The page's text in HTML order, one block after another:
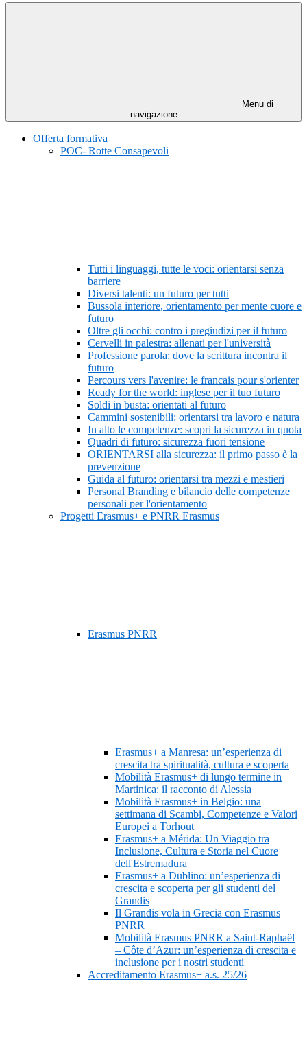
Menu di
navigazione
Offerta formativa
POC- Rotte Consapevoli
Tutti i linguaggi, tutte le voci: orientarsi senza
barriere
Diversi talenti: un futuro per tutti
Bussola interiore, orientamento per mente cuore e
futuro
Oltre gli occhi: contro i pregiudizi per il futuro
Cervelli in palestra: allenati per l'università
Professione parola: dove la scrittura incontra il
futuro
Percours vers l'avenire: le francais pour s'orienter
Ready for the world: inglese per il tuo futuro
Soldi in busta: orientati al futuro
Cammini sostenibili: orientarsi tra lavoro e natura
In alto le competenze: scopri la sicurezza in quota
Quadri di futuro: sicurezza fuori tensione
ORIENTARSI alla sicurezza: il primo passo è la
prevenzione
Guida al futuro: orientarsi tra mezzi e mestieri
Personal Branding e bilancio delle competenze
personali per l'orientamento
Progetti Erasmus+ e PNRR Erasmus
Erasmus PNRR
Erasmus+ a Manresa: un’esperienza di
crescita tra spiritualità, cultura e scoperta
Mobilità Erasmus+ di lungo termine in
Martinica: il racconto di Alessia
Mobilità Erasmus+ in Belgio: una
settimana di Scambi, Competenze e Valori
Europei a Torhout
Erasmus+ a Mérida: Un Viaggio tra
Inclusione, Cultura e Storia nel Cuore
dell'Estremadura
Erasmus+ a Dublino: un’esperienza di
crescita e scoperta per gli studenti del
Grandis
Il Grandis vola in Grecia con Erasmus
PNRR
Mobilità Erasmus PNRR a Saint-Raphaël
– Côte d’Azur: un’esperienza di crescita e
inclusione per i nostri studenti
Accreditamento Erasmus+ a.s. 25/26